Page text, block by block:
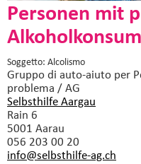
Personen mit
Soggetto: Alcolismo
Gruppo di auto-aiuto per
problema / AG
Selbsthilfe Aargau
Rain 6
5001 Aarau
056 203 00 20
info@selbsthilfe-ag.ch